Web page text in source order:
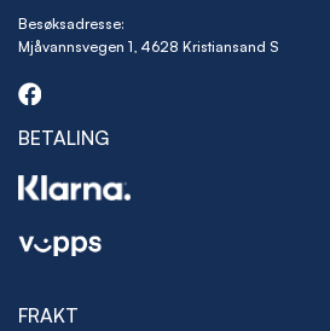
Besøksadresse:
Mjåvannsvegen 1, 4628 Kristiansand S
BETALING
FRAKT